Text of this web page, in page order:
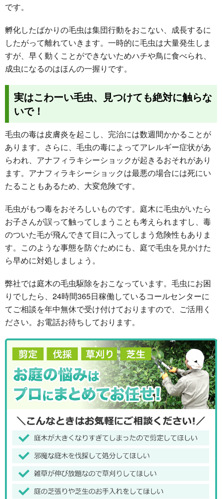
です。
孵化したばかりの毛虫は集団行動をおこない、成長するに
したがって離れていきます。一時的に毛虫は大量発生しま
すが、早く動くことができないためハチや鳥に食べられ、
成虫になるのはほんの一握りです。
実はこわーい毛虫、見つけても絶対に触らな
いで！
毛虫の毒は皮膚炎を起こし、完治には数週間かかることが
あります。さらに、毛虫の毒によってアレルギー症状があ
らわれ、アナフィラキシーショックが起きるおそれがあり
ます。アナフィラキシーショックは最悪の場合には死にい
たることもあるため、大変危険です。
毛虫がもつ毒をおそろしいものです。庭木に毛虫がいたら
お子さんが誤って触ってしまうことも考えられますし、毒
のついた毛が飛んできて目に入ってしまう危険性もありま
す。このような事態を防ぐためにも、庭で毛虫を見かけた
ら早めに対処しましょう。
弊社では庭木の毛虫駆除をおこなっています。毛虫にお困
りでしたら、24時間365日稼働しているコールセンターに
てご相談を年中無休で受け付けておりますので、ご活用く
ださい。お電話お待ちしております。